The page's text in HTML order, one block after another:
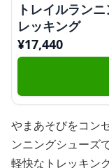
トレイルラン
レッキング
¥17,440
やまあそびをコン
ンニングシューズで
軽快なトレッキン